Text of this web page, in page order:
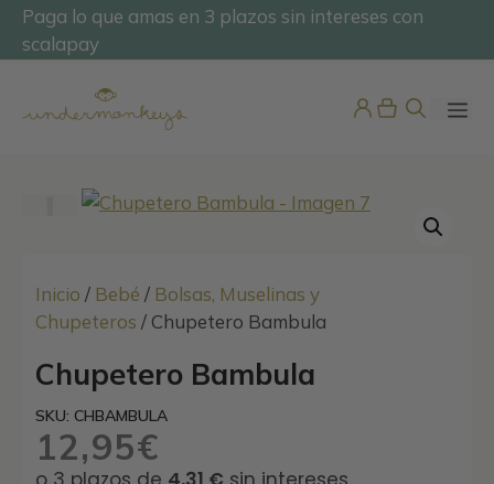
SaltarPaga lo que amas en 3 plazos sin intereses con
scalapay
@undermonkeyskids
Inicio / Bebé / Bolsas, Muselinas y
Chupeteros / Chupetero Bambula
Chupetero Bambula
SKU: CHBAMBULA
12,95€
Manoplas Bebé con Dedo
Mezcla Lana Merino